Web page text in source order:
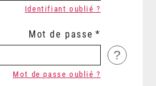
Identifiant oublié ?
Mot de passe
?
Mot de passe oublié ?